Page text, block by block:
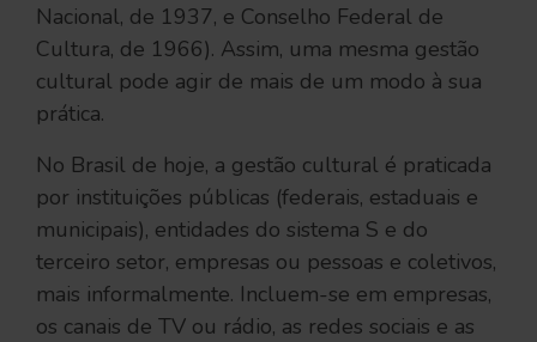
Nacional, de 1937, e Conselho Federal de
Cultura, de 1966). Assim, uma mesma gestão
cultural pode agir de mais de um modo à sua
prática.
No Brasil de hoje, a gestão cultural é praticada
por instituições públicas (federais, estaduais e
municipais), entidades do sistema S e do
terceiro setor, empresas ou pessoas e coletivos,
mais informalmente. Incluem-se em empresas,
os canais de TV ou rádio, as redes sociais e as